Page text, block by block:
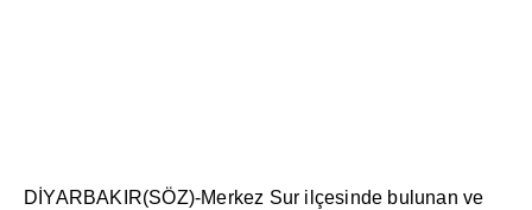
D İYARBAKIR(SÖZ)-Merkez Sur ilçesinde bulunan ve